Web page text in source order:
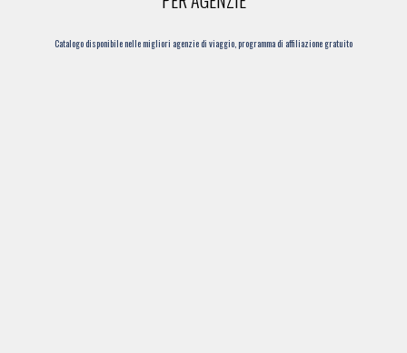
Catalogo disponibile nelle migliori agenzie di viaggio, programma di affiliazione gratuito